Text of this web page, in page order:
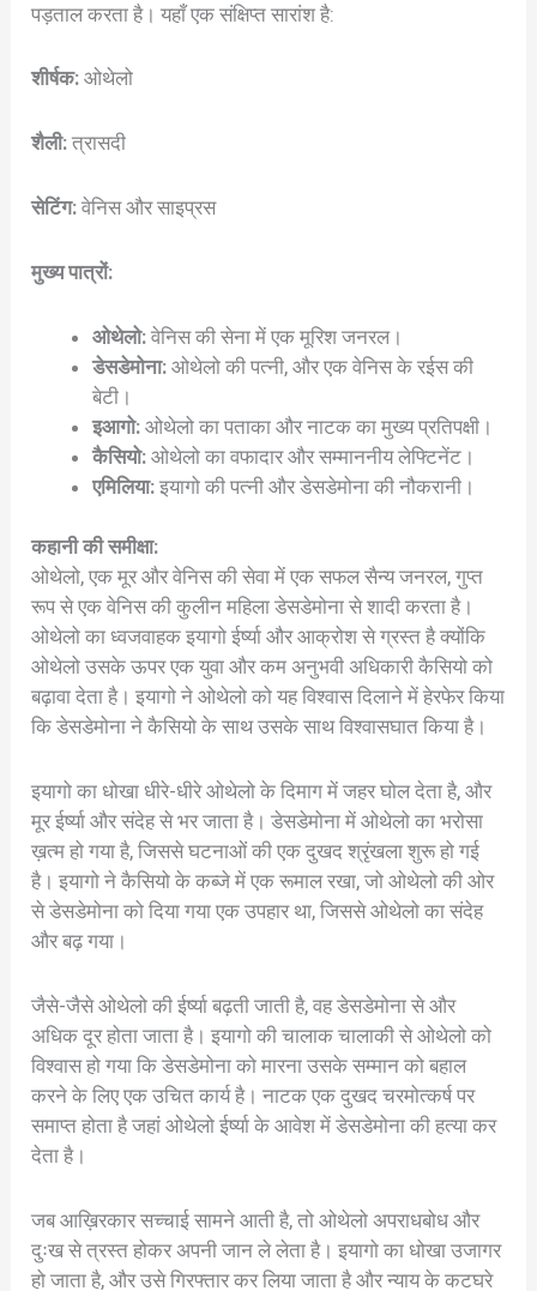
पड़ताल करता है। यहाँ एक संक्षिप्त सारांश है:
शीर्षक: ओथेलो
शैली: त्रासदी
सेटिंग: वेनिस और साइप्रस
मुख्य पात्रों:
ओथेलो: वेनिस की सेना में एक मूरिश जनरल।
डेसडेमोना: ओथेलो की पत्नी, और एक वेनिस के रईस की
बेटी।
इआगो: ओथेलो का पताका और नाटक का मुख्य प्रतिपक्षी।
कैसियो: ओथेलो का वफादार और सम्माननीय लेफ्टिनेंट।
एमिलिया: इयागो की पत्नी और डेसडेमोना की नौकरानी।
कहानी की समीक्षा:
ओथेलो, एक मूर और वेनिस की सेवा में एक सफल सैन्य जनरल, गुप्त
रूप से एक वेनिस की कुलीन महिला डेसडेमोना से शादी करता है।
ओथेलो का ध्वजवाहक इयागो ईर्ष्या और आक्रोश से ग्रस्त है क्योंकि
ओथेलो उसके ऊपर एक युवा और कम अनुभवी अधिकारी कैसियो को
बढ़ावा देता है। इयागो ने ओथेलो को यह विश्वास दिलाने में हेरफेर किया
कि डेसडेमोना ने कैसियो के साथ उसके साथ विश्वासघात किया है।
इयागो का धोखा धीरे-धीरे ओथेलो के दिमाग में जहर घोल देता है, और
मूर ईर्ष्या और संदेह से भर जाता है। डेसडेमोना में ओथेलो का भरोसा
ख़त्म हो गया है, जिससे घटनाओं की एक दुखद श्रृंखला शुरू हो गई
है। इयागो ने कैसियो के कब्जे में एक रूमाल रखा, जो ओथेलो की ओर
से डेसडेमोना को दिया गया एक उपहार था, जिससे ओथेलो का संदेह
और बढ़ गया।
जैसे-जैसे ओथेलो की ईर्ष्या बढ़ती जाती है, वह डेसडेमोना से और
अधिक दूर होता जाता है। इयागो की चालाक चालाकी से ओथेलो को
विश्वास हो गया कि डेसडेमोना को मारना उसके सम्मान को बहाल
करने के लिए एक उचित कार्य है। नाटक एक दुखद चरमोत्कर्ष पर
समाप्त होता है जहां ओथेलो ईर्ष्या के आवेश में डेसडेमोना की हत्या कर
देता है।
जब आख़िरकार सच्चाई सामने आती है, तो ओथेलो अपराधबोध और
दुःख से त्रस्त होकर अपनी जान ले लेता है। इयागो का धोखा उजागर
हो जाता है, और उसे गिरफ्तार कर लिया जाता है और न्याय के कटघरे